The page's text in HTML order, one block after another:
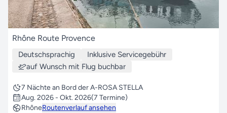
Rhône Route Provence
Deutschsprachig
Inklusive Servicegebühr
auf Wunsch mit Flug buchbar
7 Nächte an Bord der A-ROSA STELLA
Aug. 2026 - Okt. 2026(7 Termine)
RhôneRoutenverlauf ansehen